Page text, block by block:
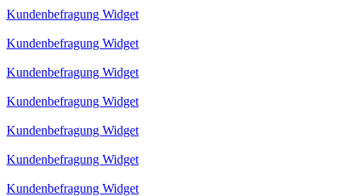
Kundenbefragung Widget
Kundenbefragung Widget
Kundenbefragung Widget
Kundenbefragung Widget
Kundenbefragung Widget
Kundenbefragung Widget
Kundenbefragung Widget